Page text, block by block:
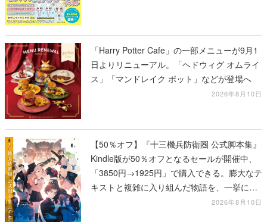
「Harry Potter Cafe」の一部メニューが9月1
日よりリニューアル。「ヘドウィグ オムライ
ス」「マンドレイク ポット」などが登場へ
2026年8月10日
【50％オフ】『十三機兵防衛圏 公式脚本集』
Kindle版が50％オフとなるセールが開催中、
「3850円→1925円」で購入できる。膨大なテ
キストと複雑に入り組んだ物語を、一挙に再
2026年8月10日